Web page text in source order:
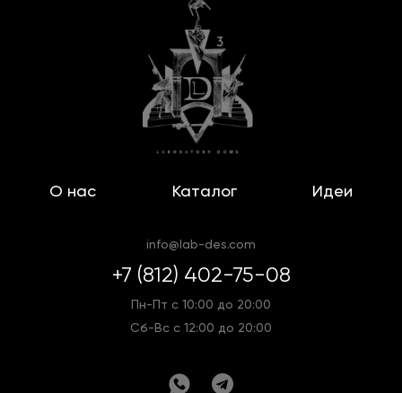
О нас Каталог Идеи
info@lab-des.com
+7 (812) 402-75-08
Пн-Пт с 10:00 до 20:00
Сб-Вс с 12:00 до 20:00